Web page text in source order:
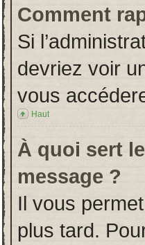
Comment
Si
devriez voir
vous
Haut
À quoi sert
message ?
Il vous
plus tard.